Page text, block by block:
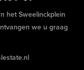
het Sweelinckplein
we u graag